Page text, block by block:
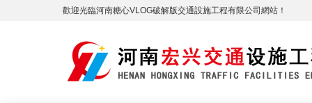
歡迎光臨河南糖心VLOG破解版交通設施工程有限公司網站！